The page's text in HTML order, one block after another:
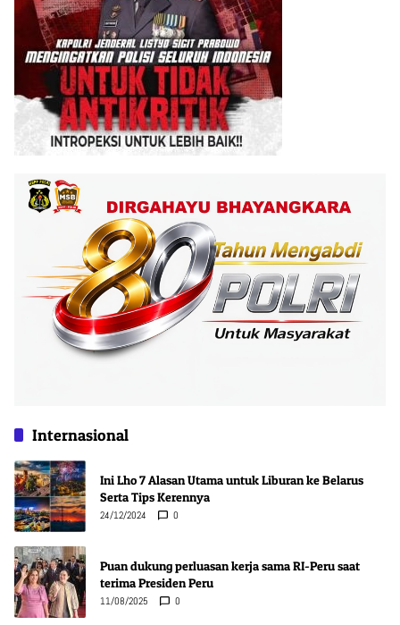
Internasional
Ini Lho 7 Alasan Utama untuk Liburan ke Belarus
Serta Tips Kerennya
24/12/2024 0
Puan dukung perluasan kerja sama RI-Peru saat
terima Presiden Peru
11/08/2025 0